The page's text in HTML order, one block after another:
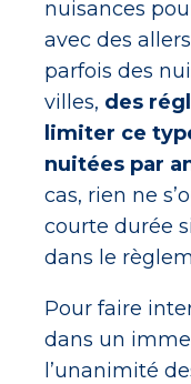
nuisances
avec des
parfois des
villes, des
limiter ce
nuitées par
cas, rien ne
courte durée
dans le
Pour faire
dans un
l’unanimité